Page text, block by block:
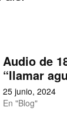
Audio de
“llamar
25 junio, 2024
En "Blog"